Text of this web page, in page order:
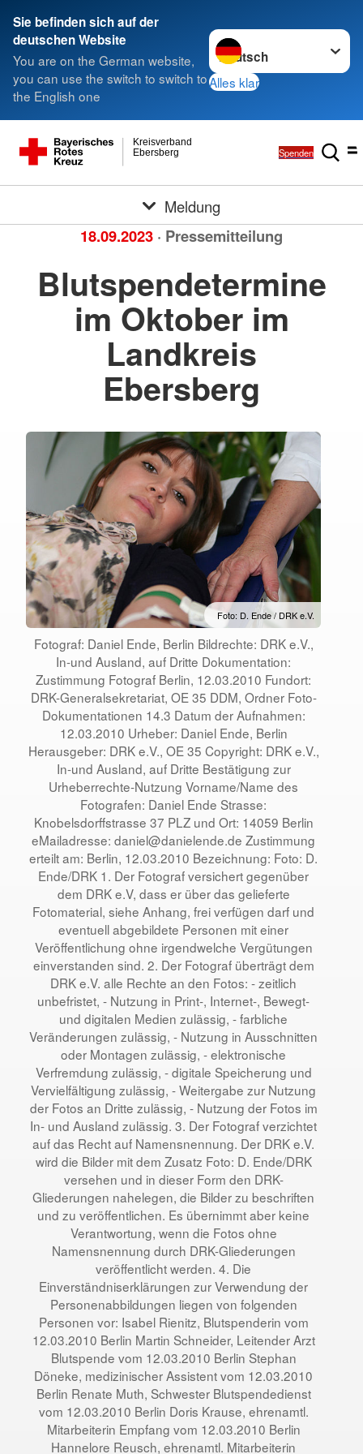
Sie befinden sich auf der
deutschen Website
You are on the German website,
you can use the switch to switch to
the English one
Sprache wechseln zu
Alles klar
Ebersberg
Kreisverband
Spenden
Meldung
18.09.2023 · Pressemitteilung
Blutspendetermine
im Oktober im
Landkreis
Ebersberg
Foto: D. Ende / DRK e.V.
Fotograf: Daniel Ende, Berlin Bildrechte: DRK e.V.,
In-und Ausland, auf Dritte Dokumentation:
Zustimmung Fotograf Berlin, 12.03.2010 Fundort:
DRK-Generalsekretariat, OE 35 DDM, Ordner Foto-
Dokumentationen 14.3 Datum der Aufnahmen:
12.03.2010 Urheber: Daniel Ende, Berlin
Herausgeber: DRK e.V., OE 35 Copyright: DRK e.V.,
In-und Ausland, auf Dritte Bestätigung zur
Urheberrechte-Nutzung Vorname/Name des
Fotografen: Daniel Ende Strasse:
Knobelsdorffstrasse 37 PLZ und Ort: 14059 Berlin
eMailadresse: daniel@danielende.de Zustimmung
erteilt am: Berlin, 12.03.2010 Bezeichnung: Foto: D.
Ende/DRK 1. Der Fotograf versichert gegenüber
dem DRK e.V, dass er über das gelieferte
Fotomaterial, siehe Anhang, frei verfügen darf und
eventuell abgebildete Personen mit einer
Veröffentlichung ohne irgendwelche Vergütungen
einverstanden sind. 2. Der Fotograf überträgt dem
DRK e.V. alle Rechte an den Fotos: - zeitlich
unbefristet, - Nutzung in Print-, Internet-, Bewegt-
und digitalen Medien zulässig, - farbliche
Veränderungen zulässig, - Nutzung in Ausschnitten
oder Montagen zulässig, - elektronische
Verfremdung zulässig, - digitale Speicherung und
Vervielfältigung zulässig, - Weitergabe zur Nutzung
der Fotos an Dritte zulässig, - Nutzung der Fotos im
In- und Ausland zulässig. 3. Der Fotograf verzichtet
auf das Recht auf Namensnennung. Der DRK e.V.
wird die Bilder mit dem Zusatz Foto: D. Ende/DRK
versehen und in dieser Form den DRK-
Gliederungen nahelegen, die Bilder zu beschriften
und zu veröffentlichen. Es übernimmt aber keine
Verantwortung, wenn die Fotos ohne
Namensnennung durch DRK-Gliederungen
veröffentlicht werden. 4. Die
Einverständniserklärungen zur Verwendung der
Personenabbildungen liegen von folgenden
Personen vor: Isabel Rienitz, Blutspenderin vom
12.03.2010 Berlin Martin Schneider, Leitender Arzt
Blutspende vom 12.03.2010 Berlin Stephan
Döneke, medizinischer Assistent vom 12.03.2010
Berlin Renate Muth, Schwester Blutspendedienst
vom 12.03.2010 Berlin Doris Krause, ehrenamtl.
Mitarbeiterin Empfang vom 12.03.2010 Berlin
Hannelore Reusch, ehrenamtl. Mitarbeiterin